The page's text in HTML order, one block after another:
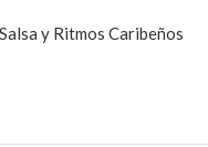
y Ritmos Caribeños